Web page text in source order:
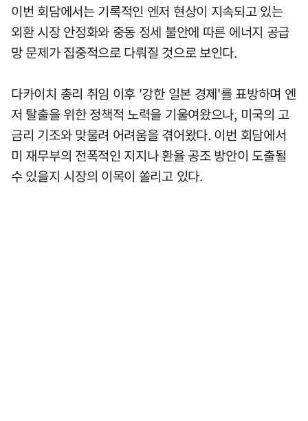
이번 회담에서는 기록적인 엔저 현상이 지속되고 있는
외환 시장 안정화와 중동 정세 불안에 따른 에너지 공급
망 문제가 집중적으로 다뤄질 것으로 보인다.
다카이치 총리 취임 이후 '강한 일본 경제'를 표방하며 엔
저 탈출을 위한 정책적 노력을 기울여왔으나, 미국의 고
금리 기조와 맞물려 어려움을 겪어왔다. 이번 회담에서
미 재무부의 전폭적인 지지나 환율 공조 방안이 도출될
수 있을지 시장의 이목이 쏠리고 있다.